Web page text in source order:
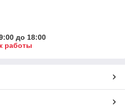
до 18:00
работы